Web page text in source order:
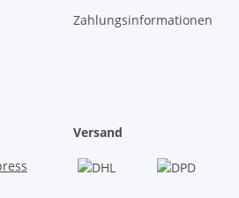
Zahlungsinformationen
Versand